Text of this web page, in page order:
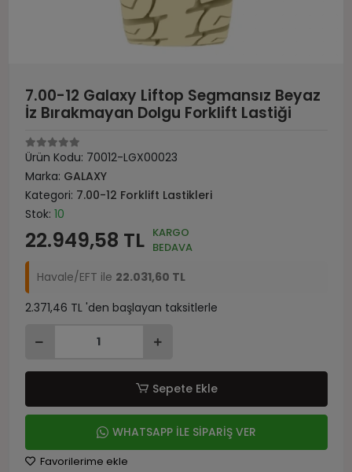
7.00-12 Galaxy Liftop Segmansız Beyaz
İz Bırakmayan Dolgu Forklift Lastiği
Ürün Kodu: 70012-LGX00023
Marka: GALAXY
Kategori: 7.00-12 Forklift Lastikleri
Stok: 10
22.949,58 TL KARGO
BEDAVA
Havale/EFT ile 22.031,60 TL
2.371,46 TL 'den başlayan taksitlerle
Sepete Ekle
WHATSAPP İLE SİPARİŞ VER
Favorilerime ekle